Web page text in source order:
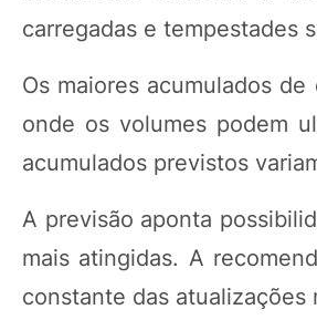
carregadas e tempestades
Os maiores acumulados
onde os volumes podem
acumulados previstos
A previsão aponta
mais atingidas. A
constante das atualizações